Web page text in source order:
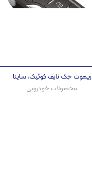
ریموت جک نایف کوئیک، ساینا
محصولات خودرویی